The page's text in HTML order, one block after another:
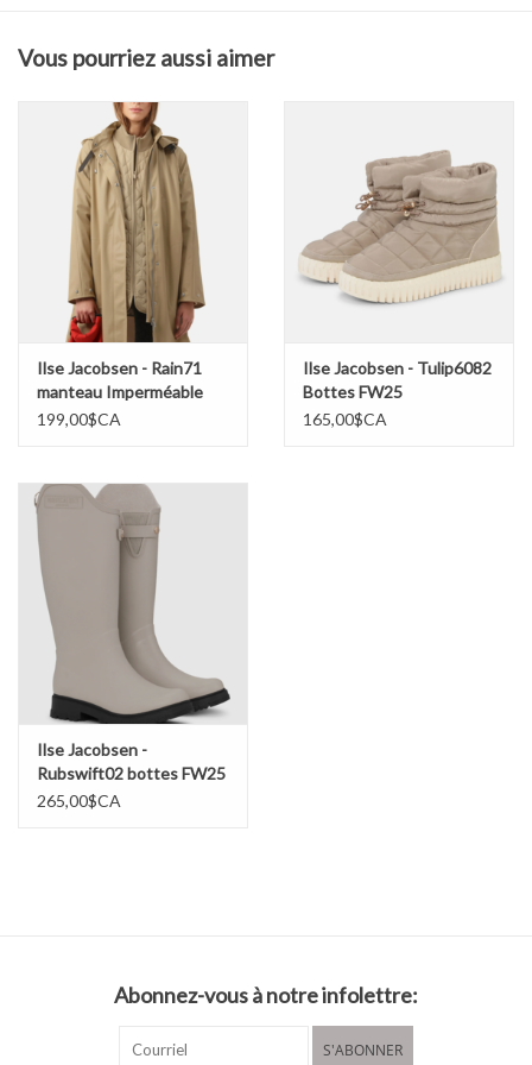
100 % polyester
Doublure et rembourrage polyester
Lavage en machine à basse température
Vous pourriez aussi aimer
Ilse Jacobsen - Rain71
manteau Imperméable
FW25
199,00$CA
Ilse Jacobsen - Tulip6082
Bottes FW25
165,00$CA
Ilse Jacobsen -
Rubswift02 bottes FW25
265,00$CA
Abonnez-vous à notre infolettre:
S'ABONNER